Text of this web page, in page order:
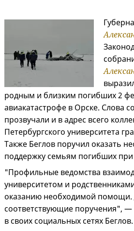
родным и близким погибших 2
авиакатастрофе в Орске. Слова
прозвучали и в адрес всего
Петербургского университета
Также Беглов поручил оказать
поддержку семьям погибших
"Профильные ведомства
университетом и
оказанию необходимой помощи.
соответствующие поручения",
в своих социальных сетях Беглов.